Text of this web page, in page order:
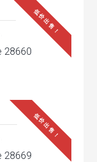
低价出售！
28660
低价出售！
28669